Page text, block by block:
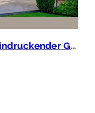
Familiendomizil mit beeindruckender Gartenfläche